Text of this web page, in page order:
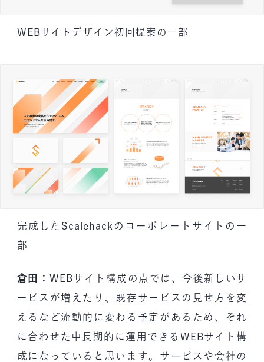
WEBサイトデザイン初回提案の一部
完成したScalehackのコーポレートサイトの一
部
倉田： WEBサイト構成の点では、今後新しいサ
ービスが増えたり、既存サービスの見せ方を変
えるなど流動的に変わる予定があるため、それ
に合わせた中長期的に運用できるWEBサイト構
成になっていると思います。サービスや会社の